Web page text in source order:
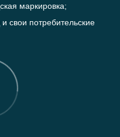
маркировка;
свои потребительские